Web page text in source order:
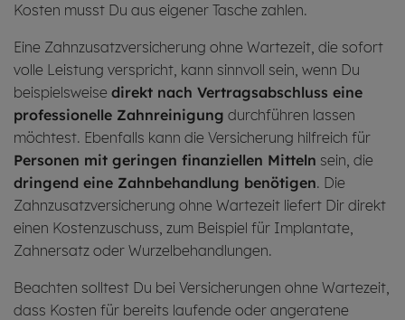
Kosten musst Du aus eigener Tasche zahlen.
Eine Zahnzusatzversicherung ohne Wartezeit, die sofort
volle Leistung verspricht, kann sinnvoll sein, wenn Du
beispielsweise direkt nach Vertragsabschluss eine
professionelle Zahnreinigung durchführen lassen
möchtest. Ebenfalls kann die Versicherung hilfreich für
Personen mit geringen finanziellen Mitteln sein, die
dringend eine Zahnbehandlung benötigen. Die
Zahnzusatzversicherung ohne Wartezeit liefert Dir direkt
einen Kostenzuschuss, zum Beispiel für Implantate,
Zahnersatz oder Wurzelbehandlungen.
Beachten solltest Du bei Versicherungen ohne Wartezeit,
dass Kosten für bereits laufende oder angeratene